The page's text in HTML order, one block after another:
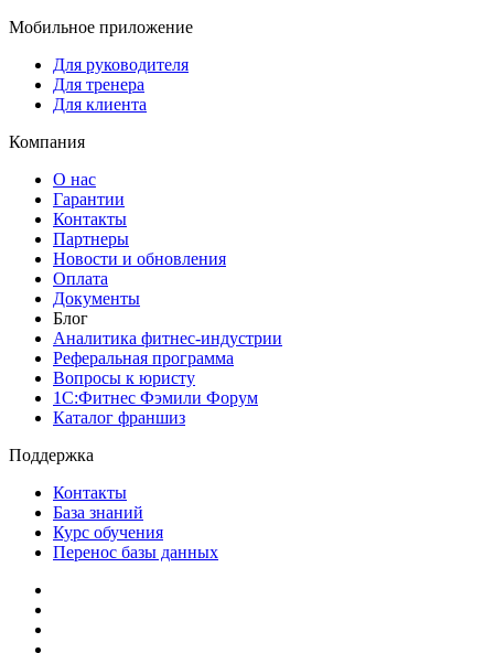
Мобильное приложение
Для руководителя
Для тренера
Для клиента
Компания
О нас
Гарантии
Контакты
Партнеры
Новости и обновления
Оплата
Документы
Блог
Аналитика фитнес-индустрии
Реферальная программа
Вопросы к юристу
1С:Фитнес Фэмили Форум
Каталог франшиз
Поддержка
Контакты
База знаний
Курс обучения
Перенос базы данных